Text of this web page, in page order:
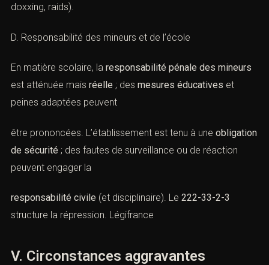
doxxing, raids).
D. Responsabilité des mineurs et de l’école
En matière scolaire, la responsabilité pénale des mineurs
est atténuée mais réelle ; des mesures éducatives et
peines adaptées peuvent
être prononcées. L’établissement est tenu à une obligation
de sécurité ; des fautes de surveillance ou de réaction
peuvent engager la
responsabilité civile (et disciplinaire). Le 222-33-2-3
structure la répression. Légifrance
V. Circonstances aggravantes